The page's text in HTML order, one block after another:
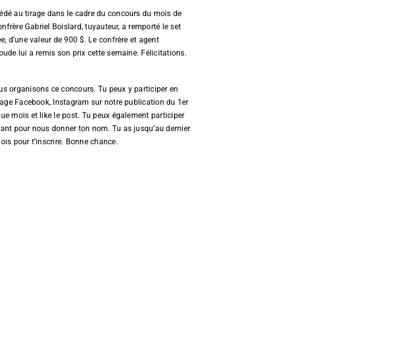
au tirage dans le cadre du concours du mois de
Gabriel Boislard, tuyauteur, a remporté le set
d’une valeur de 900 $. Le confrère et agent
lui a remis son prix cette semaine. Félicitations.
organisons ce concours. Tu peux y participer en
Facebook, Instagram sur notre publication du 1er
mois et like le post. Tu peux également participer
pour nous donner ton nom. Tu as jusqu’au dernier
pour t’inscrire. Bonne chance.